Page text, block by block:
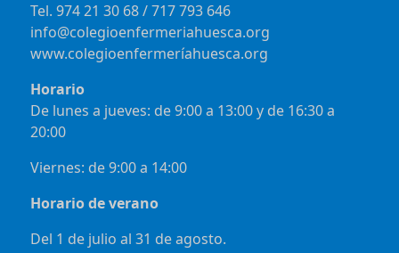
Tel. 974 21 30 68 / 717 793 646
info@colegioenfermeriahuesca.org
www.colegioenfermeríahuesca.org
Horario
De lunes a jueves: de 9:00 a 13:00 y de 16:30 a
20:00
Viernes: de 9:00 a 14:00
Horario de verano
Del 1 de julio al 31 de agosto.